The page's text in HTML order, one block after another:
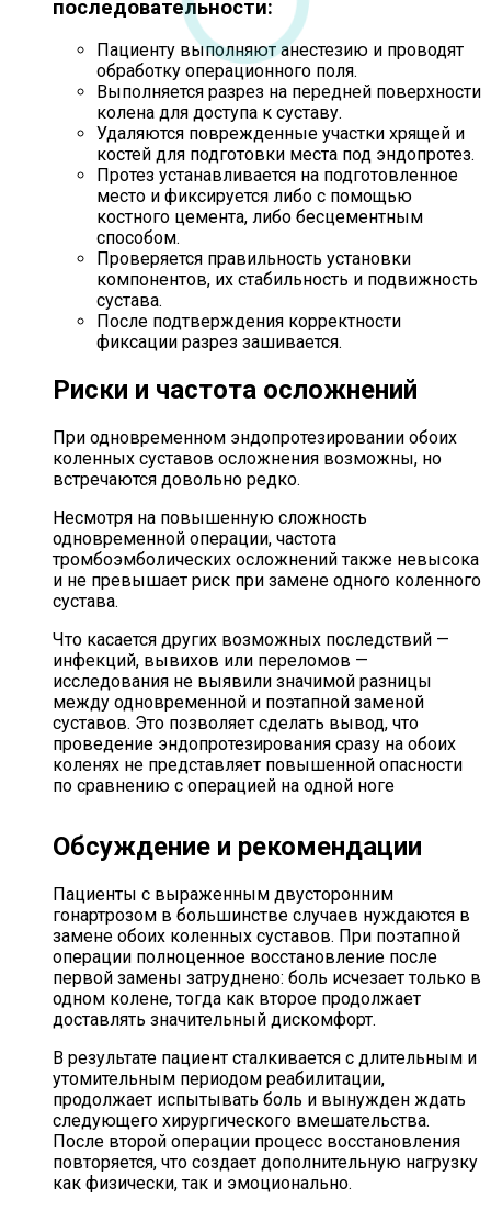
последовательности:
Пациенту выполняют анестезию и проводят
обработку операционного поля.
Выполняется разрез на передней поверхности
колена для доступа к суставу.
Удаляются поврежденные участки хрящей и
костей для подготовки места под эндопротез.
Протез устанавливается на подготовленное
место и фиксируется либо с помощью
костного цемента, либо бесцементным
способом.
Проверяется правильность установки
компонентов, их стабильность и подвижность
сустава.
После подтверждения корректности
фиксации разрез зашивается.
Риски и частота осложнений
При одновременном эндопротезировании обоих
коленных суставов осложнения возможны, но
встречаются довольно редко.
Несмотря на повышенную сложность
одновременной операции, частота
тромбоэмболических осложнений также невысока
и не превышает риск при замене одного коленного
сустава.
Что касается других возможных последствий —
инфекций, вывихов или переломов —
исследования не выявили значимой разницы
между одновременной и поэтапной заменой
суставов. Это позволяет сделать вывод, что
проведение эндопротезирования сразу на обоих
коленях не представляет повышенной опасности
по сравнению с операцией на одной ноге
Обсуждение и рекомендации
Пациенты с выраженным двусторонним
гонартрозом в большинстве случаев нуждаются в
замене обоих коленных суставов. При поэтапной
операции полноценное восстановление после
первой замены затруднено: боль исчезает только в
одном колене, тогда как второе продолжает
доставлять значительный дискомфорт.
В результате пациент сталкивается с длительным и
утомительным периодом реабилитации,
продолжает испытывать боль и вынужден ждать
следующего хирургического вмешательства.
После второй операции процесс восстановления
повторяется, что создает дополнительную нагрузку
как физически, так и эмоционально.